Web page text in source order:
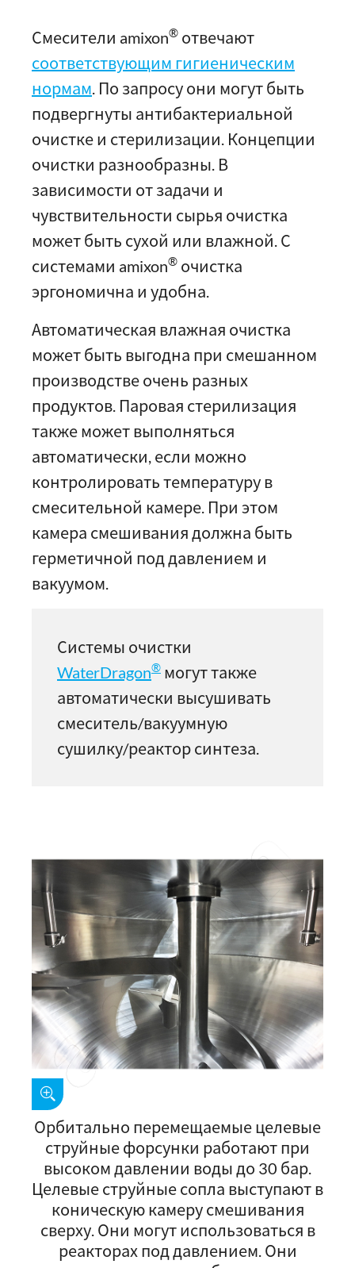
Смесители amixon® отвечают
соответствующим гигиеническим
нормам . По запросу они могут быть
подвергнуты антибактериальной
очистке и стерилизации. Концепции
очистки разнообразны. В
зависимости от задачи и
чувствительности сырья очистка
может быть сухой или влажной. С
системами amixon® очистка
эргономична и удобна.
Автоматическая влажная очистка
может быть выгодна при смешанном
производстве очень разных
продуктов. Паровая стерилизация
также может выполняться
автоматически, если можно
контролировать температуру в
смесительной камере. При этом
камера смешивания должна быть
герметичной под давлением и
вакуумом.
Системы очистки
WaterDragon® могут также
автоматически высушивать
смеситель/вакуумную
сушилку/реактор синтеза.
Орбитально перемещаемые целевые
струйные форсунки работают при
высоком давлении воды до 30 бар.
Целевые струйные сопла выступают в
коническую камеру смешивания
сверху. Они могут использоваться в
реакторах под давлением. Они